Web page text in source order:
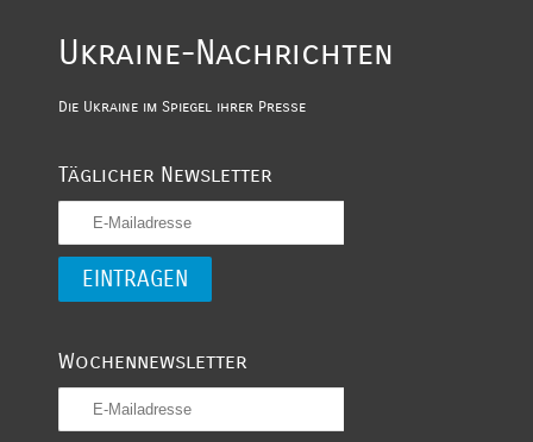
Ukraine-Nachrichten
Die Ukraine im Spiegel ihrer Presse
Täglicher Newsletter
Wochennewsletter